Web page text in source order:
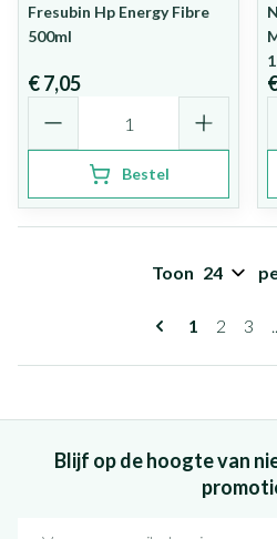
Fresubin Hp Energy Fibre
500ml
€ 7,05
Bestel
U lees
1 Pagina
2 3
Toon
Blijf op de hoogte van